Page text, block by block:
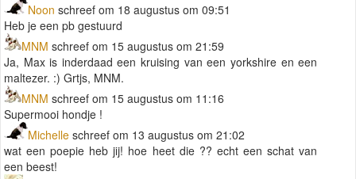
Noon schreef om 18 augustus om 09:51
Heb je een pb gestuurd
MNM schreef om 15 augustus om 21:59
Ja, Max is inderdaad een kruising van een yorkshire en een
maltezer. :) Grtjs, MNM.
MNM schreef om 15 augustus om 11:16
Supermooi hondje !
Michelle schreef om 13 augustus om 21:02
wat een poepie heb jij! hoe heet die ?? echt een schat van
een beest!